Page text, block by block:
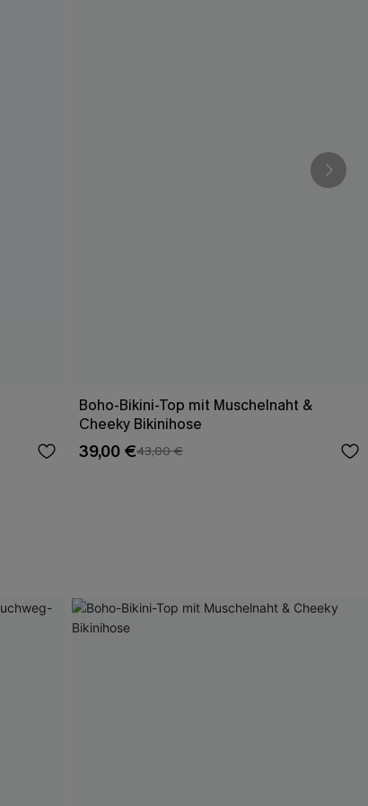
Boho-Bikini-Top mit Muschelnaht &
Cheeky Bikinihose
39,00 €43,00 €